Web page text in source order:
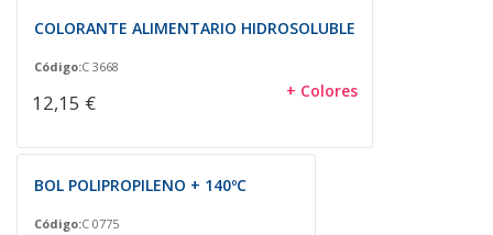
COLORANTE ALIMENTARIO HIDROSOLUBLE
Código:C 3668
12,15 € + Colores
BOL POLIPROPILENO + 140ºC
Código:C 0775